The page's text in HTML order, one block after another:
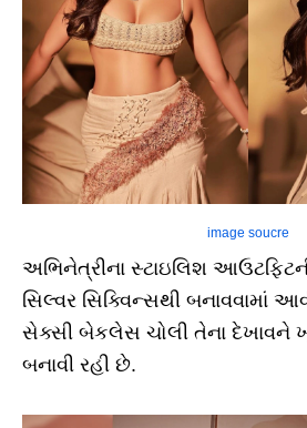
image soucre
અભિનેત્રીના સ્ટાઇલિશ
સિલ્વર સિક્વિન્સથી બનાવવામાં
સેક્સી બેકલેસ ચોલી તેના દેખાવને
બનાવી રહી છે.